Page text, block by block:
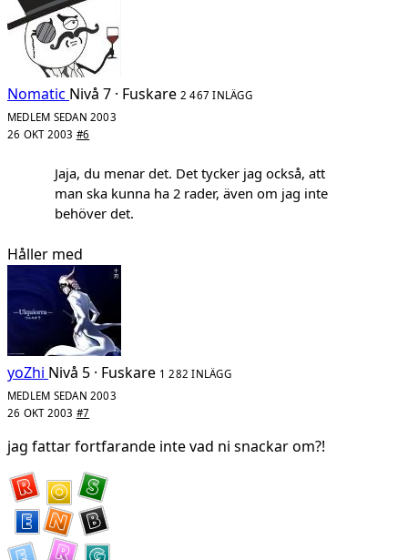
Nomatic Nivå 7 · Fuskare 2 467 INLÄGG
MEDLEM SEDAN 2003
26 OKT 2003 #6
Jaja, du menar det. Det tycker jag också, att
man ska kunna ha 2 rader, även om jag inte
behöver det.
Håller med
yoZhi Nivå 5 · Fuskare 1 282 INLÄGG
MEDLEM SEDAN 2003
26 OKT 2003 #7
jag fattar fortfarande inte vad ni snackar om?!